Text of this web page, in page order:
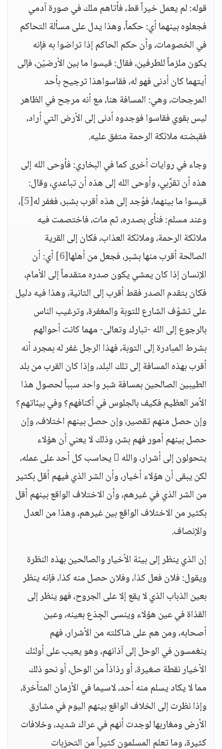
قوله: لم يعمل خيراً قط، فأتاهم ملك في صورة آدمي
فجعلوه بينهما أي: حكماً، وهذا يدل على مسألة التحاكم
في الخصومات، وأن حكم الحاكم إذا تراضوا به فإنه
يكون ملزماً للطرفين، فقال: قيسوا ما بين الأرضيْن، فإلى
أيتهما كان أدنى فهو له، فقاسواهذا ترجيح بأحد
المرجحات، وهي: المسافة هنا، مع أنه مرجح في الظاهر
ليس بقوي فقاسوا فوجدوه أدنى إلى الأرض التي أراد،
فقبضته ملائكة الرحمة متفق عليه.
وجاء في روايات أخرى كما في البخاري: فأوحى الله إلى
هذه أن تقرَّبي، وأوحى الله إلى هذه أن تباعدي، وقال:
قيسوا ما بينهما، فوُجد إلى هذه أقرب بشبر، فغفر له[5] ،
وعند مسلم: فنأى بصدره، ثم مات، فاختصمت فيه
ملائكة الرحمة، وملائكة العذاب، فكان إلى القرية
الصالحة أقرب منها بشبر، فجعل من أهلها[6]
أي: أن
الإنسان إذا كان يمشي يكون صدره متقدماً إلى الأمام،
فكان بتقدم الصدر فقط أقرب إلى الثانية، وهذا فيه دليل
على تشوّف الشارع للتوبة والمغفرة، وترغيب الناس
بالرجوع إلى الله -تبارك وتعالى- مهما كانت أحوالهم
بشرط المبادرة إلى التوبة، فهذا الرجل غفر له بمجرد أنه
أقرب بهذه المسافة إلى تلك البلد، وإذا كان القرب من بلد
الطيبين الصالحين بمسافة شبر واحد سبباً لحصول هذا
الأمر العظيم فكيف بالجلوس في أكنافهم؟ وفي بيئاتهم؟
وإن حصل منهم تقصير، وإن حصل بينهم اختلاف، وإن
حصل بينهم أمور فهم بشر، وذلك لا يعني أن هؤلاء
يتحولون إلى أشرار، والله  يحاسب كل أحد على عمله،
لكن يبقى أن هؤلاء أخيار، وأن الشر الذي فيهم أقل بكثير
من الشر الذي في غيرهم، وأن الاختلاف الواقع بينهم أقل
بكثير من الاختلاف الواقع بين غيرهم، وهذا من العدل
والإنصاف.
إن الذي ينظر إلى بيئة الأخيار والصالحين بهذه النظرة
ويقول: فلان فعل كذا، وفلان حصل منه كذا، فإنه ينظر
بعين الذباب الذي لا يقع إلا على الجروح، فهو ينظر إلى
القذاة في عين هؤلاء وينسى الجِذع بعينه، وعين
أصحابه، ومن هم على شاكلته من الأشرار، فهم
ينغمسون في الوحل إلى آذانهم، وهو يعيب على أولئك
الأخيار نقطة صغيرة، أو رذاذاً من الوحل، أو نحو ذلك
مما لا يكاد يسلم منه أحد، لاسيما في الأزمان المتأخرة،
وإذا نظرت إلى الخلاف الواقع بينهم اليوم في مشارق
الأرض ومغاربها لوجدت أنهم في عراك شديد، وخلافات
كثيرة، وما تعلم المسلمون كثيراً من التحزبات